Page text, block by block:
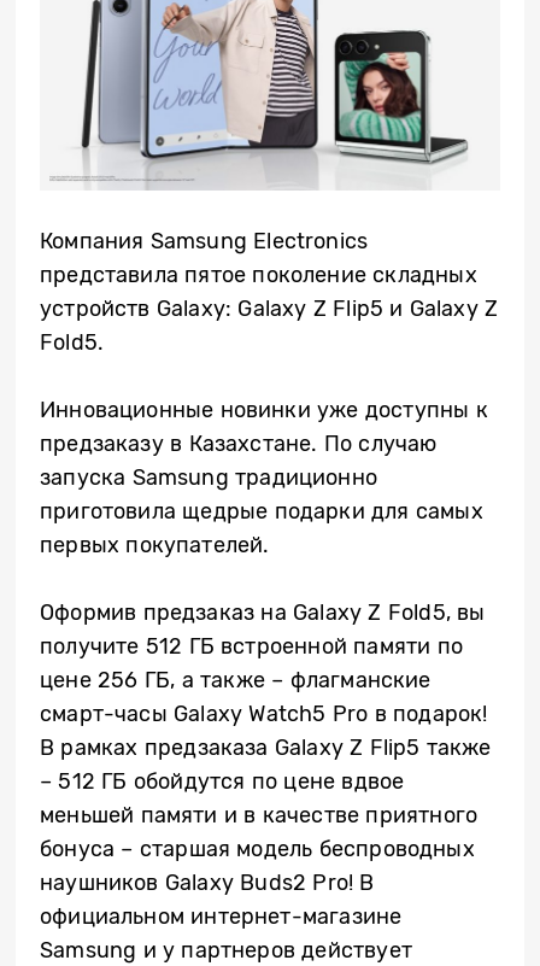
Компания Samsung Electronics
представила пятое поколение складных
устройств Galaxy: Galaxy Z Flip5 и Galaxy Z
Fold5.
Инновационные новинки уже доступны к
предзаказу в Казахстане. По случаю
запуска Samsung традиционно
приготовила щедрые подарки для самых
первых покупателей.
Оформив предзаказ на Galaxy Z Fold5, вы
получите 512 ГБ встроенной памяти по
цене 256 ГБ, а также – флагманские
смарт-часы Galaxy Watch5 Pro в подарок!
В рамках предзаказа Galaxy Z Flip5 также
– 512 ГБ обойдутся по цене вдвое
меньшей памяти и в качестве приятного
бонуса – старшая модель беспроводных
наушников Galaxy Buds2 Pro! В
официальном интернет-магазине
Samsung и у партнеров действует